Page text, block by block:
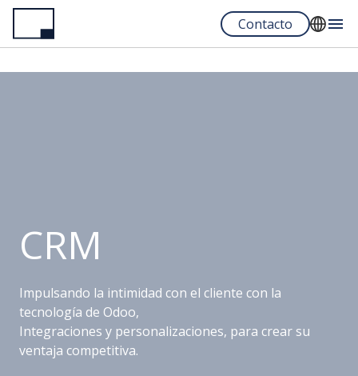
Pasar
contenido
Contacto
English
CRM
Impulsando la intimidad con el cliente con la
tecnología de Odoo,
Integraciones y personalizaciones, para crear su
ventaja competitiva.